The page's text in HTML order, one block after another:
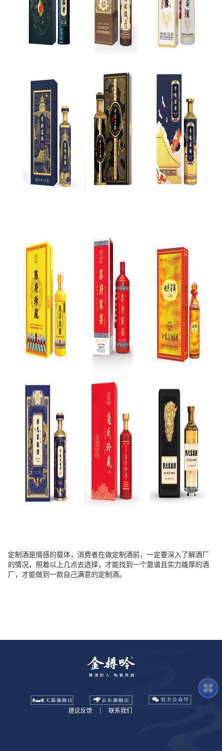
定制酒是情感的载体，消费者在做定制酒前，一定要深入了解酒厂
的情况，照着以上几点去选择，才能找到一个靠谱且实力雄厚的酒
厂，才能做到一款自己满意的定制酒。
建议反馈 | 联系我们